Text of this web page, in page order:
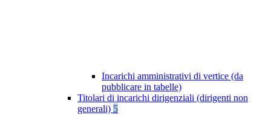
Incarichi amministrativi di vertice (da
pubblicare in tabelle)
Titolari di incarichi dirigenziali (dirigenti non
generali) 5